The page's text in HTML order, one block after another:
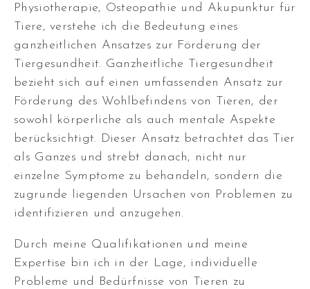
Physiotherapie, Osteopathie und Akupunktur für
Tiere, verstehe ich die Bedeutung eines
ganzheitlichen Ansatzes zur Förderung der
Tiergesundheit. Ganzheitliche Tiergesundheit
bezieht sich auf einen umfassenden Ansatz zur
Förderung des Wohlbefindens von Tieren, der
sowohl körperliche als auch mentale Aspekte
berücksichtigt. Dieser Ansatz betrachtet das Tier
als Ganzes und strebt danach, nicht nur
einzelne Symptome zu behandeln, sondern die
zugrunde liegenden Ursachen von Problemen zu
identifizieren und anzugehen.
Durch meine Qualifikationen und meine
Expertise bin ich in der Lage, individuelle
Probleme und Bedürfnisse von Tieren zu